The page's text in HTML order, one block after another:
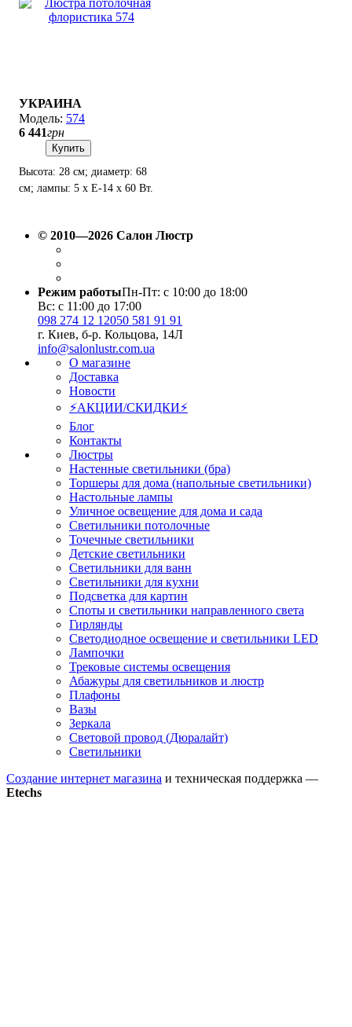
УКРАИНА
574
6 441грн
Купить
Высота: 28 см; диаметр: 68
см; лампы: 5 х Е-14 х 60 Вт.
© 2010—2026 Салон Люстр
Режим работыПн-Пт: с 10:00 до 18:00
Вс: с 11:00 до 17:00
098 274 12 12050 581 91 91
г. Киев, б-р. Кольцова, 14Л
info@salonlustr.com.ua
О магазине
Доставка
Новости
⚡АКЦИИ/СКИДКИ⚡
Блог
Контакты
Люстры
Настенные светильники (бра)
Торшеры для дома (напольные светильники)
Настольные лампы
Уличное освещение для дома и сада
Светильники потолочные
Точечные светильники
Детские светильники
Светильники для ванн
Светильники для кухни
Подсветка для картин
Споты и светильники направленного света
Гирлянды
Светодиодное освещение и светильники LED
Лампочки
Трековые системы освещения
Абажуры для светильников и люстр
Плафоны
Вазы
Зеркала
Световой провод (Дюралайт)
Светильники
Создание интернет магазина и техническая поддержка —
Etechs